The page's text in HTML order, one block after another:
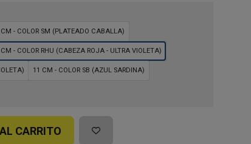
- COLOR SM (PLATEADO CABALLA)
- COLOR RHU (CABEZA ROJA - ULTRA VIOLETA)
11 CM - COLOR SB (AZUL SARDINA)
CARRITO